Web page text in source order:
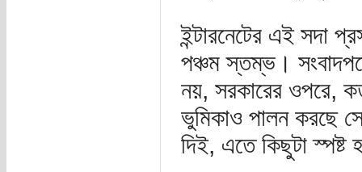
ইন্টারনেটের এই সদা
পঞ্চম স্তম্ভ।
নয়, সরকারের ওপরে,
ভুমিকাও পালন করছে
দিই, এতে কিছুটা স্পষ্ট